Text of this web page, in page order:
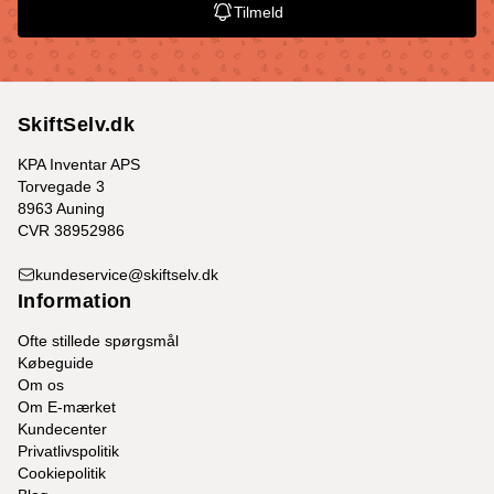
Tilmeld
SkiftSelv.dk
KPA Inventar APS
Torvegade 3
8963 Auning
CVR 38952986
kundeservice@skiftselv.dk
Information
Ofte stillede spørgsmål
Købeguide
Om os
Om E-mærket
Kundecenter
Privatlivspolitik
Cookiepolitik